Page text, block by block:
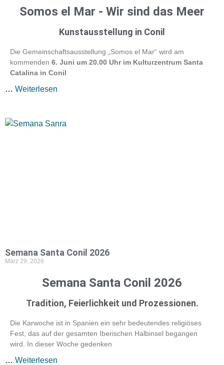
Somos el Mar - Wir sind das Meer
Kunstausstellung in Conil
Die Gemeinschaftsausstellung „Somos el Mar“ wird am
kommenden 6. Juni um 20.00 Uhr im Kulturzentrum Santa
Catalina in Conil
… Weiterlesen
Semana Santa Conil 2026
März 29, 2026
Semana Santa Conil 2026
Tradition, Feierlichkeit und Prozessionen.
Die Karwoche ist in Spanien ein sehr bedeutendes religiöses
Fest, das auf der gesamten Iberischen Halbinsel begangen
wird. In dieser Woche gedenken
… Weiterlesen